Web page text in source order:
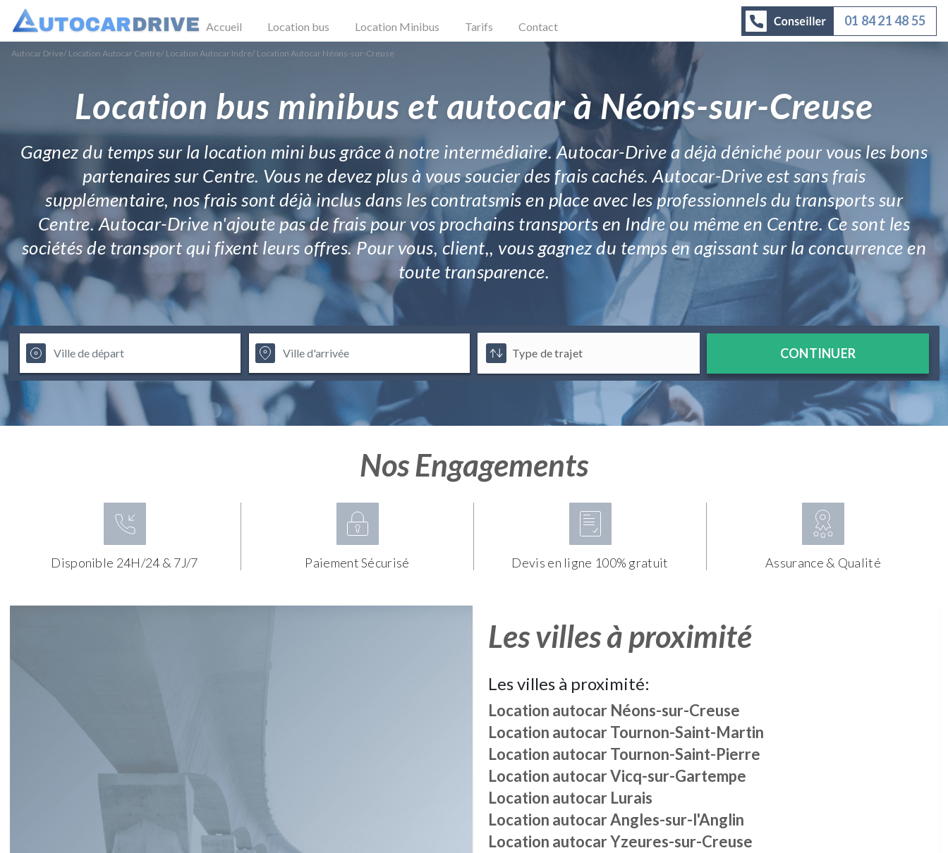
Accueil Location bus Location Minibus Tarifs Contact 01 84 21 48 55
Autocar Drive/ Location Autocar Centre/ Location Autocar Indre/ Location Autocar Néons-sur-Creuse
Location bus minibus et autocar à Néons-sur-Creuse
Gagnez du temps sur la location mini bus grâce à notre intermédiaire. Autocar-Drive a déjà déniché pour vous les bons
partenaires sur Centre. Vous ne devez plus à vous soucier des frais cachés. Autocar-Drive est sans frais
supplémentaire, nos frais sont déjà inclus dans les contratsmis en place avec les professionnels du transports sur
Centre. Autocar-Drive n'ajoute pas de frais pour vos prochains transports en Indre ou même en Centre. Ce sont les
sociétés de transport qui fixent leurs offres. Pour vous, client,, vous gagnez du temps en agissant sur la concurrence en
toute transparence.
CONTINUER
Nos Engagements
Disponible 24H/24 & 7J/7 Paiement Sécurisé Devis en ligne 100% gratuit Assurance & Qualité
Les villes à proximité
Les villes à proximité:
Location autocar Néons-sur-Creuse
Location autocarTournon-Saint-Martin
Location autocarTournon-Saint-Pierre
Location autocarVicq-sur-Gartempe
Location autocar Lurais
Location autocarAngles-sur-l'Anglin
Location autocarYzeures-sur-Creuse